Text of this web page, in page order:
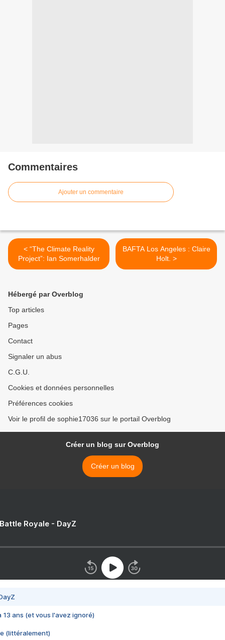
Commentaires
Ajouter un commentaire
< “The Climate Reality
Project”: Ian Somerhalder
BAFTA Los Angeles : Claire
Holt. >
Hébergé par Overblog
Top articles
Pages
Contact
Signaler un abus
C.G.U.
Cookies et données personnelles
Préférences cookies
Voir le profil de sophie17036 sur le portail Overblog
Créer un blog sur Overblog
Créer un blog
Royale - DayZ
13 ans (et vous l'avez ignoré)
(littéralement)